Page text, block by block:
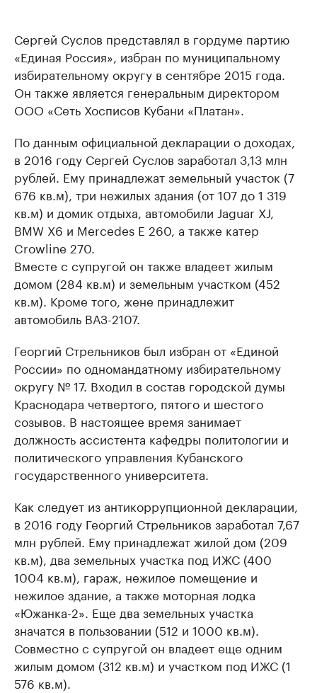
Сергей Суслов представлял в гордуме партию
«Единая Россия», избран по муниципальному
избирательному округу в сентябре 2015 года.
Он также является генеральным директором
ООО «Сеть Хосписов Кубани «Платан».
По данным официальной декларации о доходах,
в 2016 году Сергей Суслов заработал 3,13 млн
рублей. Ему принадлежат земельный участок (7
676 кв.м), три нежилых здания (от 107 до 1 319
кв.м) и домик отдыха, автомобили Jaguar XJ,
BMW X6 и Mercedes E 260, а также катер
Crowline 270.
Вместе с супругой он также владеет жилым
домом (284 кв.м) и земельным участком (452
кв.м). Кроме того, жене принадлежит
автомобиль ВАЗ-2107.
Георгий Стрельников был избран от «Единой
России» по одномандатному избирательному
округу № 17. Входил в состав городской думы
Краснодара четвертого, пятого и шестого
созывов. В настоящее время занимает
должность ассистента кафедры политологии и
политического управления Кубанского
государственного университета.
Как следует из антикоррупционной декларации,
в 2016 году Георгий Стрельников заработал 7,67
млн рублей. Ему принадлежат жилой дом (209
кв.м), два земельных участка под ИЖС (400
1004 кв.м), гараж, нежилое помещение и
нежилое здание, а также моторная лодка
«Южанка-2». Еще два земельных участка
значатся в пользовании (512 и 1000 кв.м).
Совместно с супругой он владеет еще одним
жилым домом (312 кв.м) и участком под ИЖС (1
576 кв.м).